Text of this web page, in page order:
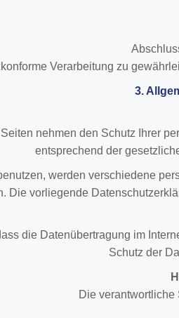
Verarbeitung zu
3.
nehmen den Schutz Ihrer
entsprechend der
werden verschiedene
Die vorliegende
die Datenübertragung im
Schutz der
Die verantwortliche